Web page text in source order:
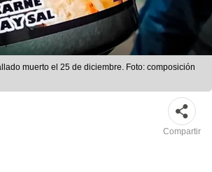
muerto el 25 de diciembre. Foto: composición
Compartir